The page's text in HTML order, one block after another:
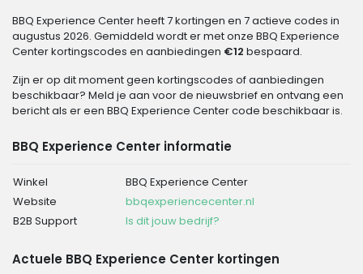
BBQ Experience Center heeft 7 kortingen en 7 actieve codes in
augustus 2026. Gemiddeld wordt er met onze BBQ Experience
Center kortingscodes en aanbiedingen €12 bespaard.
Zijn er op dit moment geen kortingscodes of aanbiedingen
beschikbaar? Meld je aan voor de nieuwsbrief en ontvang een
bericht als er een BBQ Experience Center code beschikbaar is.
BBQ Experience Center informatie
Winkel
BBQ Experience Center
Website
bbqexperiencecenter.nl
B2B Support
Is dit jouw bedrijf?
Actuele BBQ Experience Center kortingen